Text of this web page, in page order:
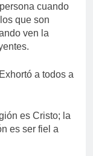
cuando
que son
ven la
a todos a
es Cristo; la
es ser fiel a